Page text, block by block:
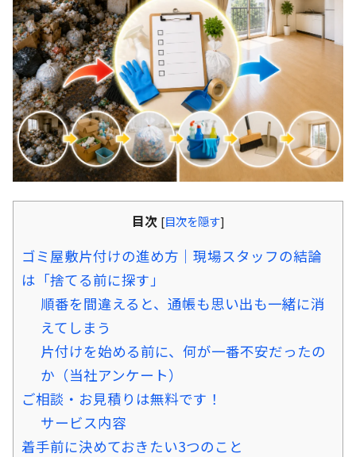
目次 [目次を隠す]
ゴミ屋敷片付けの進め方｜現場スタッフの結論
は「捨てる前に探す」
順番を間違えると、通帳も思い出も一緒に消
えてしまう
片付けを始める前に、何が一番不安だったの
か（当社アンケート）
ご相談・お見積りは無料です！
サービス内容
着手前に決めておきたい3つのこと